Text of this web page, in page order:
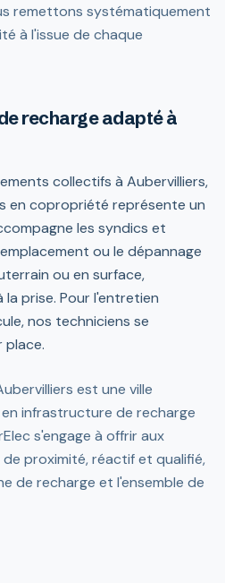
remettons systématiquement
à l'issue de chaque
recharge adapté à
collectifs à Aubervilliers,
en copropriété représente un
les syndics et
ou le dépannage
ou en surface,
prise. Pour l'entretien
nos techniciens se
place.
est une ville
infrastructure de recharge
s'engage à offrir aux
proximité, réactif et qualifié,
de recharge et l'ensemble de